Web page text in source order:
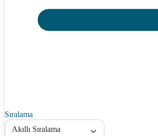
Sıralama
Akıllı Sıralama